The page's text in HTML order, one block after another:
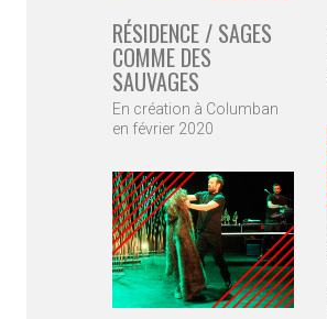
RÉSIDENCE / SAGES
COMME DES
SAUVAGES
En création à Columban
en février 2020